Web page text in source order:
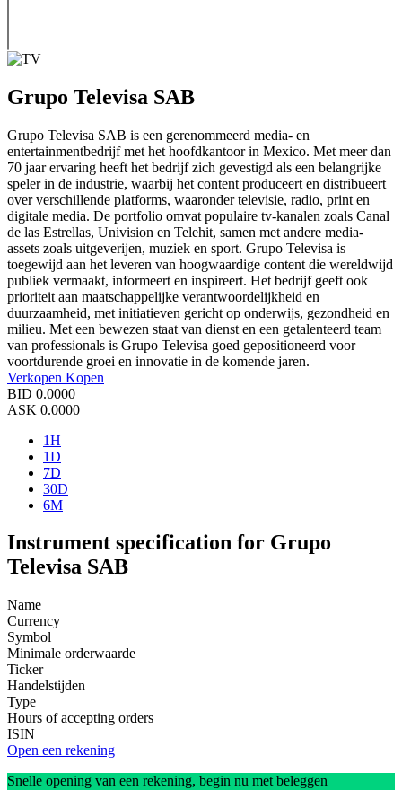
Grupo Televisa SAB
Grupo Televisa SAB is een gerenommeerd media- en
entertainmentbedrijf met het hoofdkantoor in Mexico. Met meer dan
70 jaar ervaring heeft het bedrijf zich gevestigd als een belangrijke
speler in de industrie, waarbij het content produceert en distribueert
over verschillende platforms, waaronder televisie, radio, print en
digitale media. De portfolio omvat populaire tv-kanalen zoals Canal
de las Estrellas, Univision en Telehit, samen met andere media-
assets zoals uitgeverijen, muziek en sport. Grupo Televisa is
toegewijd aan het leveren van hoogwaardige content die wereldwijd
publiek vermaakt, informeert en inspireert. Het bedrijf geeft ook
prioriteit aan maatschappelijke verantwoordelijkheid en
duurzaamheid, met initiatieven gericht op onderwijs, gezondheid en
milieu. Met een bewezen staat van dienst en een getalenteerd team
van professionals is Grupo Televisa goed gepositioneerd voor
voortdurende groei en innovatie in de komende jaren.
Verkopen Kopen
BID 0.0000
ASK 0.0000
1H
1D
7D
30D
6M
Instrument specification for Grupo
Televisa SAB
Name
Currency
Symbol
Minimale orderwaarde
Ticker
Handelstijden
Type
Hours of accepting orders
ISIN
Open een rekening
Snelle opening van een rekening, begin nu met beleggen